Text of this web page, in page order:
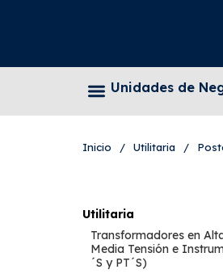
Unidades de
Inicio / Utilitaria /
Utilitaria
Transformadores en
Media Tensión e
´S y PT´S)